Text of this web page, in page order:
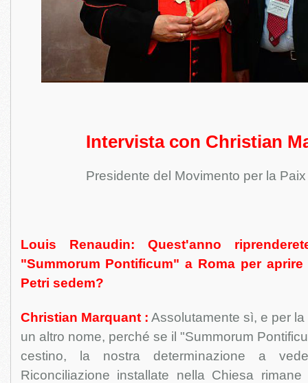
Intervista con Christian
Presidente del Movimento per la
Louis Renaudin: Quest'anno
"Summorum Pontificum" a Roma per
Petri sedem?
Christian Marquant : Assolutamente sì, e per
un altro nome, perché se il "Summorum
cestino, la nostra determinazione a
Riconciliazione installate nella Chiesa